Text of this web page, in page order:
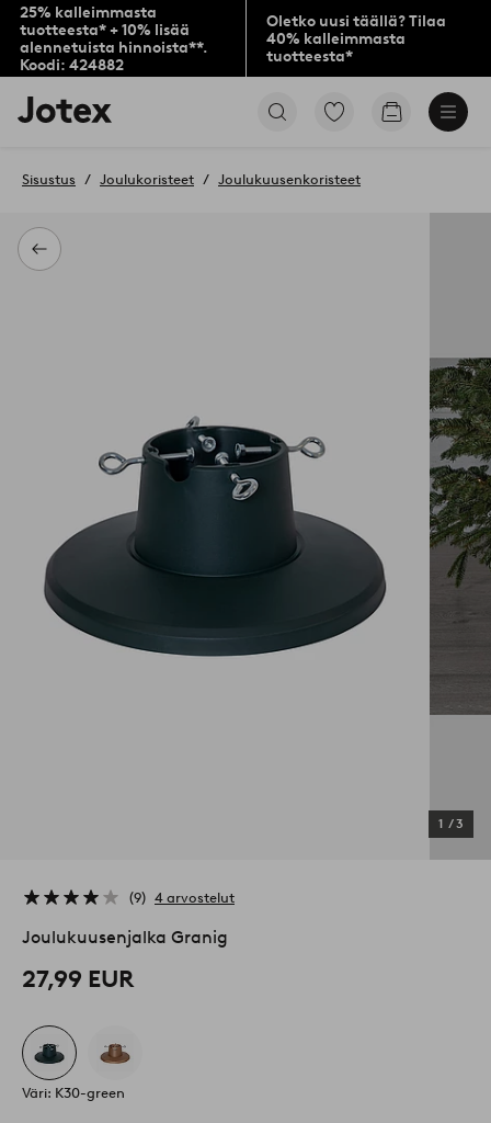
25% kalleimmasta
tuotteesta* + 10% lisää
alennetuista hinnoista**.
Koodi: 424882
Oletko uusi täällä? Tilaa
40% kalleimmasta
tuotteesta*
Jotex-
logo
aloitussivulle
Siirry
Siirry
Takaisin
Sisustus Joulukoristeet Joulukuusenkoristeet
1 /3
9 4 arvostelut
Joulukuusenjalka Granig
27,99 EUR
Väri: K30-green